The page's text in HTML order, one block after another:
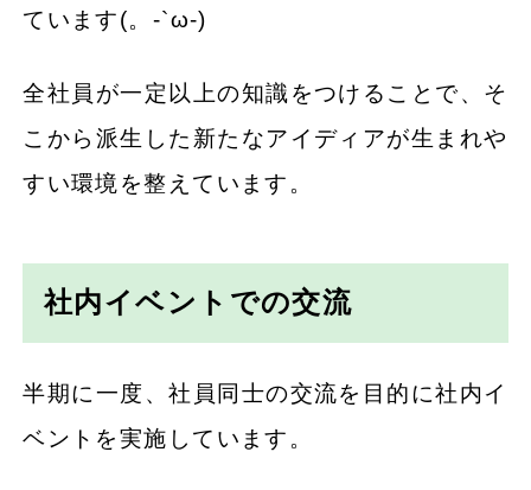
ています(。-`ω-)
全社員が一定以上の知識をつけることで、そ
こから派生した新たなアイディアが生まれや
すい環境を整えています。
社内イベントでの交流
半期に一度、社員同士の交流を目的に社内イ
ベントを実施しています。